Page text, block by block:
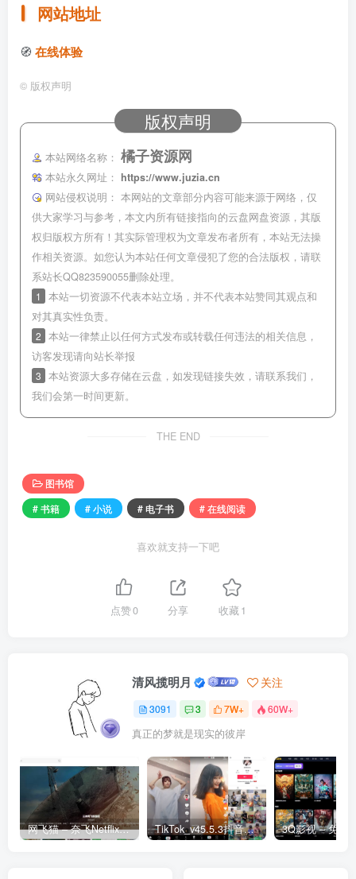
网站地址
🧭 在线体验
© 版权声明
版权声明
本站网络名称： 橘子资源网
本站永久网址：
https://www.juzia.cn
网站侵权说明： 本网站的文章部分内容可能来源于网络，仅
供大家学习与参考，本文内所有链接指向的云盘网盘资源，其版
权归版权方所有！其实际管理权为文章发布者所有，本站无法操
作相关资源。如您认为本站任何文章侵犯了您的合法版权，请联
系站长QQ823590055删除处理。
1
本站一切资源不代表本站立场，并不代表本站赞同其观点和
对其真实性负责。
2 本站一律禁止以任何方式发布或转载任何违法的相关信息，
访客发现请向站长举报
3 本站资源大多存储在云盘，如发现链接失效，请联系我们，
我们会第一时间更新。
THE END
图书馆
# 书籍
# 小说 # 电子书 # 在线阅读
喜欢就支持一下吧
点赞0 分享 收藏 1
清风揽明月 关注
3091 3 7W+ 60W+
真正的梦就是现实的彼岸
网飞猫 – 奈飞Netflix免费看 TikTok_v45.5.3抖音国际版_免拔卡解锁全球版